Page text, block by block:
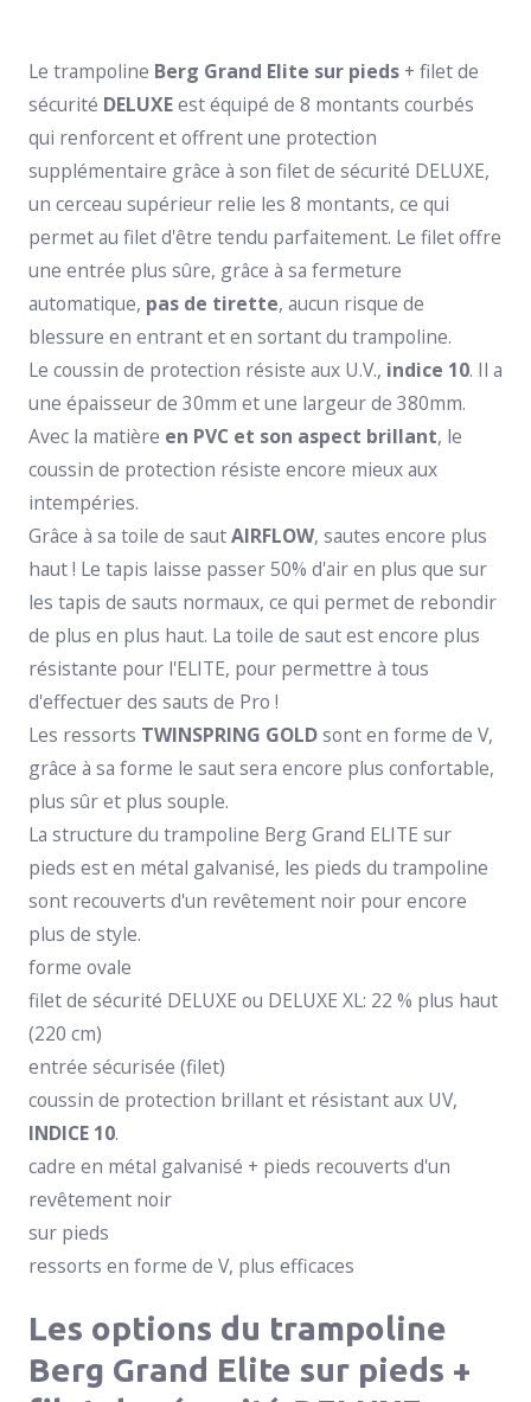
Le trampoline Berg Grand Elite sur pieds + filet de
sécurité DELUXEest équipé de 8 montants courbés
qui renforcent et offrent une protection
supplémentaire grâce à son filet de sécurité DELUXE,
un cerceau supérieur relie les 8 montants, ce qui
permet au filet d'être tendu parfaitement. Le filet offre
une entrée plus sûre, grâce à sa fermeture
automatique, pas de tirette, aucun risque de
blessure en entrant et en sortant du trampoline.
Le coussin de protection résiste aux U.V., indice 10. Il a
une épaisseur de 30mm et une largeur de 380mm.
Avec la matière en PVC et son aspect brillant, le
coussin de protection résiste encore mieux aux
intempéries.
Grâce à sa toile de sautAIRFLOW, sautes encore plus
haut ! Le tapis laisse passer 50% d'air en plus que sur
les tapis de sauts normaux, ce qui permet de rebondir
de plus en plus haut. La toile de saut est encore plus
résistante pour l'ELITE, pour permettre à tous
d'effectuer des sauts de Pro !
Les ressorts TWINSPRING GOLDsont en forme de V,
grâce à sa forme le saut sera encore plus confortable,
plus sûr et plus souple.
La structure du trampoline Berg Grand ELITE sur
pieds est en métal galvanisé, les pieds du trampoline
sont recouverts d'un revêtement noir pour encore
plus de style.
forme ovale
filet de sécurité DELUXE ou DELUXE XL: 22 % plus haut
(220 cm)
entrée sécurisée (filet)
coussin de protection brillant et résistant aux UV,
INDICE 10.
cadre en métal galvanisé + pieds recouverts d'un
revêtement noir
sur pieds
ressorts en forme de V, plus efficaces
Les options du trampoline
Berg Grand Elite sur pieds +